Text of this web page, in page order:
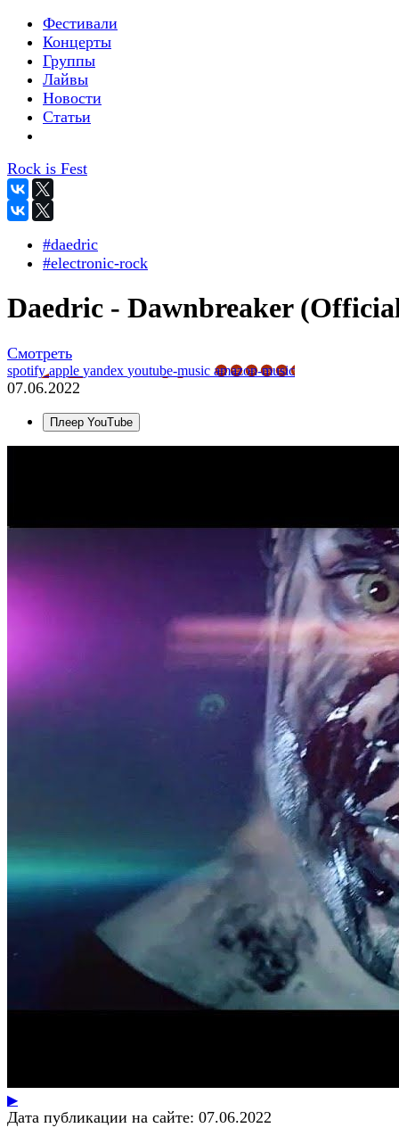
Фестивали
Концерты
Группы
Лайвы
Новости
Статьи
Rock is Fest
#daedric
#electronic-rock
Daedric - Dawnbreaker
Смотреть
spotifyapple yandex youtube-music amazon-music
07.06.2022
Плеер YouTube
▶
Дата публикации на сайте: 07.06.2022